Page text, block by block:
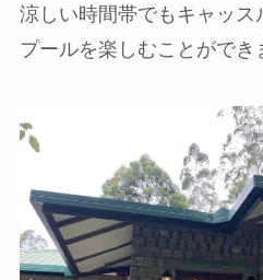
涼しい時間帯でもキャッス
プールを楽しむことができ